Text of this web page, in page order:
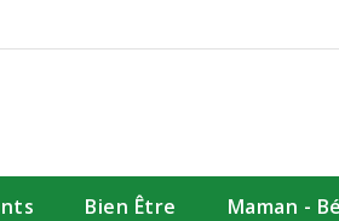
Bien Être Maman -